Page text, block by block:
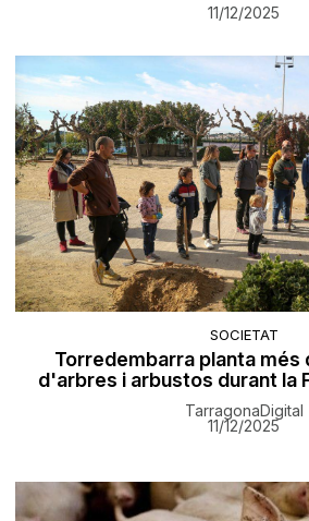
11/12/2025
SOCIETAT
Torredembarra planta més
d'arbres i arbustos durant la
TarragonaDigital
11/12/2025